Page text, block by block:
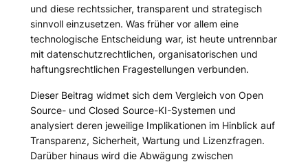
und diese rechtssicher, transparent und strategisch
sinnvoll einzusetzen. Was früher vor allem eine
technologische Entscheidung war, ist heute untrennbar
mit datenschutzrechtlichen, organisatorischen und
haftungsrechtlichen Fragestellungen verbunden.
Dieser Beitrag widmet sich dem Vergleich von Open
Source- und Closed Source-KI-Systemen und
analysiert deren jeweilige Implikationen im Hinblick auf
Transparenz, Sicherheit, Wartung und Lizenzfragen.
Darüber hinaus wird die Abwägung zwischen